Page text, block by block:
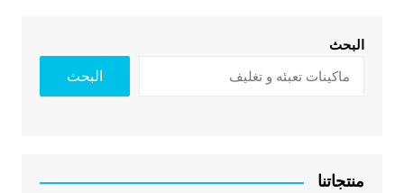
البحث
البحث
منتجاتنا